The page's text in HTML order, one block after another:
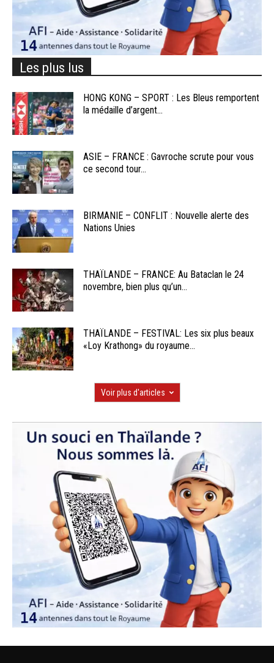
Les plus lus
HONG KONG – SPORT : Les Bleus remportent
la médaille d’argent...
ASIE – FRANCE : Gavroche scrute pour vous
ce second tour...
BIRMANIE – CONFLIT : Nouvelle alerte des
Nations Unies
THAÏLANDE – FRANCE: Au Bataclan le 24
novembre, bien plus qu’un...
THAÏLANDE – FESTIVAL: Les six plus beaux
«Loy Krathong» du royaume...
Voir plus d'articles